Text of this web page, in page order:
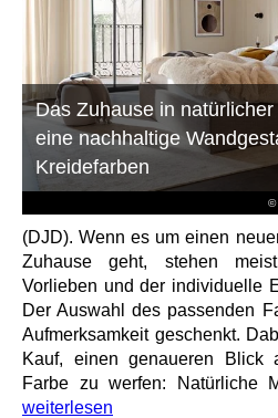
©
Das Zuhause in
eine nachhaltige
Kreidefarben
(DJD). Wenn es um einen
Zuhause geht, stehen
Vorlieben und der individuelle
Der Auswahl des passenden
Aufmerksamkeit geschenkt.
Kauf, einen genaueren Blick
Farbe zu werfen: Natürliche
weiterlesen